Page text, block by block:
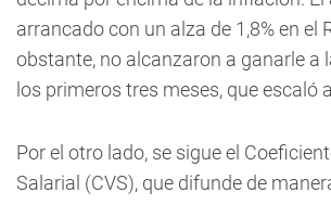
arrancado con un alza de 1,8% en el
obstante, no alcanzaron a ganarle a
los primeros tres meses, que escaló
Por el otro lado, se sigue el
Salarial (CVS), que difunde de